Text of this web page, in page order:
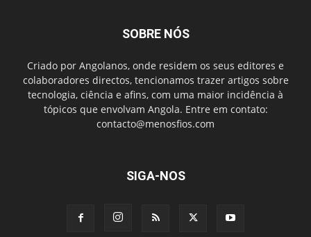
SOBRE NÓS
Criado por Angolanos, onde residem os seus editores e
colaboradores directos, tencionamos trazer artigos sobre
tecnologia, ciência e afins, com uma maior incidência à
tópicos que envolvam Angola. Entre em contato:
contacto@menosfios.com
SIGA-NOS